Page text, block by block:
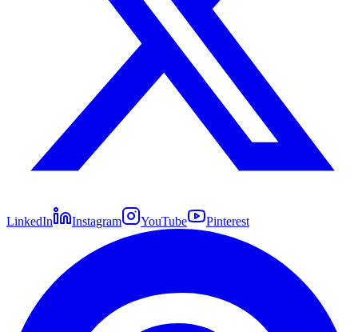
LinkedIn Instagram YouTube Pinterest